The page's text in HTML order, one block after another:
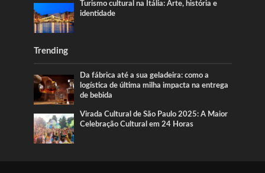
Turismo cultural na Itália: Arte, história e
identidade
Trending
Da fábrica até a sua geladeira: como a
logística de última milha impacta na entrega
de bebida
Virada Cultural de São Paulo 2025: A Maior
Celebração Cultural em 24 Horas